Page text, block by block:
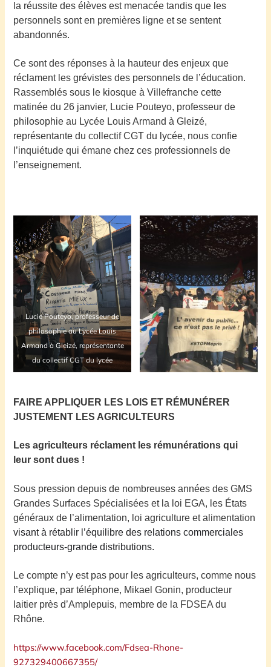
la réussite des élèves est menacée tandis que les
personnels sont en premières ligne et se sentent
abandonnés.
Ce sont des réponses à la hauteur des enjeux que
réclament les grévistes des personnels de l’éducation.
Rassemblés sous le kiosque à Villefranche cette
matinée du 26 janvier, Lucie Pouteyo, professeur de
philosophie au Lycée Louis Armand à Gleizé,
représentante du collectif CGT du lycée, nous confie
l’inquiétude qui émane chez ces professionnels de
l’enseignement.
Lucie Pouteyo, professeur de
philosophie au Lycée Louis
Armand à Gleizé, représentante
du collectif CGT du lycée
FAIRE APPLIQUER LES LOIS ET RÉMUNÉRER
JUSTEMENT LES AGRICULTEURS
Les agriculteurs réclament les rémunérations qui
leur sont dues !
Sous pression depuis de nombreuses années des GMS
Grandes Surfaces Spécialisées et la loi EGA, les États
généraux de l’alimentation, loi agriculture et alimentation
visant à rétablir l’équilibre des relations commerciales
producteurs-grande distributions.
Le compte n’y est pas pour les agriculteurs, comme nous
l’explique, par téléphone, Mikael Gonin, producteur
laitier près d’Amplepuis, membre de la FDSEA du
Rhône.
https://www.facebook.com/Fdsea-Rhone-
927329400667355/